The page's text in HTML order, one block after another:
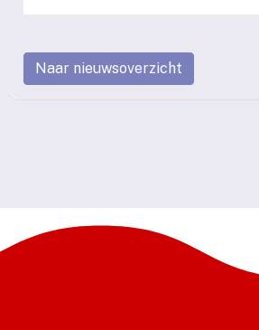
Naar nieuwsoverzicht